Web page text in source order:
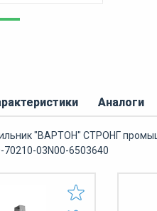
Аналоги
"ВАРТОН" СТРОНГ
70210-03N00-6503640